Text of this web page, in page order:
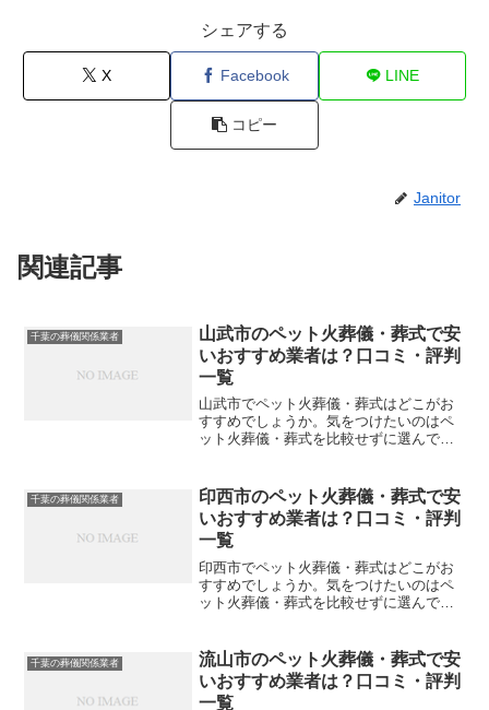
シェアする
X Facebook LINE
コピー
Janitor
関連記事
千葉の葬儀関係業者
山武市のペット火葬儀・葬式で安
いおすすめ業者は？口コミ・評判
一覧
山武市でペット火葬儀・葬式はどこがお
すすめでしょうか。気をつけたいのはペ
ット火葬儀・葬式を比較せずに選んでし
や評判を一覧表にしていますので参考に
してください。※直接関係...
千葉の葬儀関係業者
印西市のペット火葬儀・葬式で安
いおすすめ業者は？口コミ・評判
一覧
印西市でペット火葬儀・葬式はどこがお
すすめでしょうか。気をつけたいのはペ
ット火葬儀・葬式を比較せずに選んでし
や評判を一覧表にしていますので参考に
してください。※直接関係...
千葉の葬儀関係業者
流山市のペット火葬儀・葬式で安
いおすすめ業者は？口コミ・評判
一覧